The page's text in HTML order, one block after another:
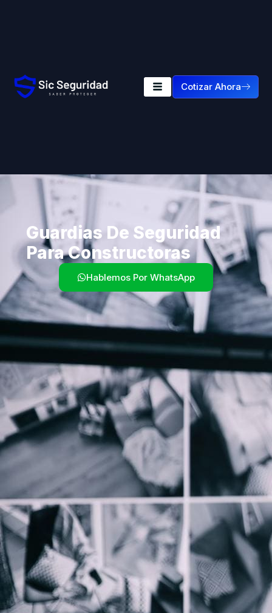
Cotizar Ahora
Guardias De Seguridad
Para Constructoras
Hablemos Por WhatsApp